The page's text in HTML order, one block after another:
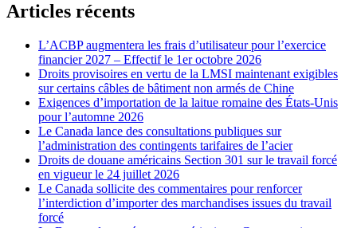
Articles récents
L’ACBP augmentera les frais d’utilisateur pour l’exercice
financier 2027 – Effectif le 1er octobre 2026
Droits provisoires en vertu de la LMSI maintenant exigibles
sur certains câbles de bâtiment non armés de Chine
Exigences d’importation de la laitue romaine des États-Unis
pour l’automne 2026
Le Canada lance des consultations publiques sur
l’administration des contingents tarifaires de l’acier
Droits de douane américains Section 301 sur le travail forcé
en vigueur le 24 juillet 2026
Le Canada sollicite des commentaires pour renforcer
l’interdiction d’importer des marchandises issues du travail
forcé